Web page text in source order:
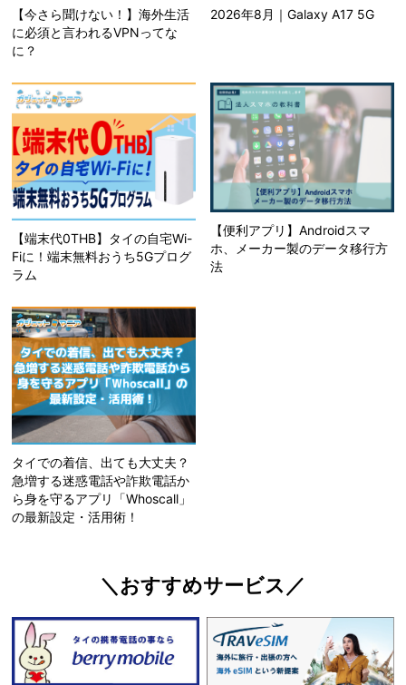
【今さら聞けない！】海外生活
に必須と言われるVPNってな
に？
2026年8月｜Galaxy A17 5G
【端末代0THB】タイの自宅Wi-
Fiに！端末無料おうち5Gプログ
ラム
【便利アプリ】Androidスマ
ホ、メーカー製のデータ移行方
法
タイでの着信、出ても大丈夫？
急増する迷惑電話や詐欺電話か
ら身を守るアプリ「Whoscall」
の最新設定・活用術！
＼おすすめサービス／